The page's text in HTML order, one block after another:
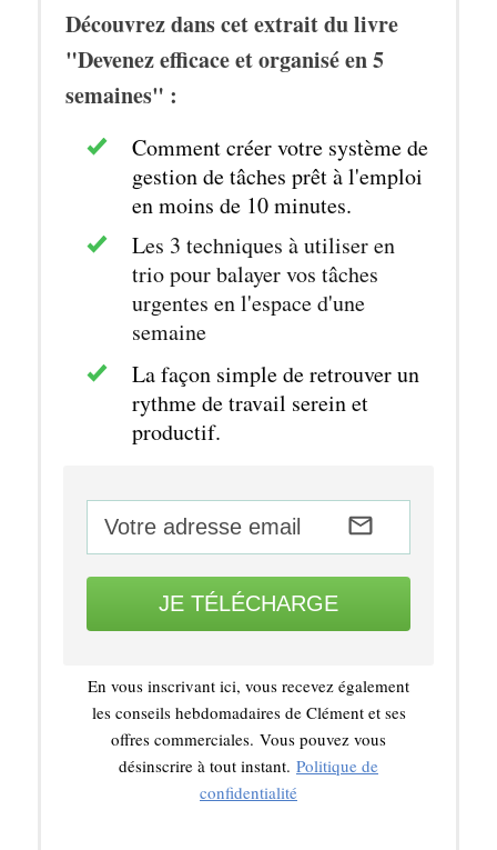
Découvrez dans cet extrait du livre
"Devenez efficace et organisé en 5
semaines" :
Comment créer votre système de
gestion de tâches prêt à l'emploi
en moins de 10 minutes.
Les 3 techniques à utiliser en
trio pour balayer vos tâches
urgentes en l'espace d'une
semaine
La façon simple de retrouver un
rythme de travail serein et
productif.
JE TÉLÉCHARGE
En vous inscrivant ici, vous recevez également
les conseils hebdomadaires de Clément et ses
offres commerciales. Vous pouvez vous
désinscrire à tout instant. Politique de
confidentialité